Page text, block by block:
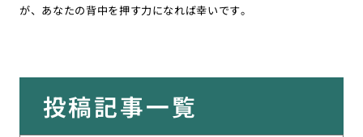
が、あなたの背中を押す力になれば幸いです。
投稿記事一覧